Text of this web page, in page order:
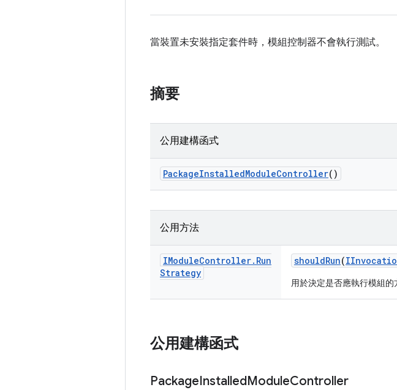
當裝置未安裝指定套件時，模組控制器不會執行測試。
摘要
公用建構函式
PackageInstalledModuleController()
公用方法
IModuleController. Run
Strategy
shouldRun(
用於決定是否應執行模組的
公用建構函式
PackageInstalledModuleController